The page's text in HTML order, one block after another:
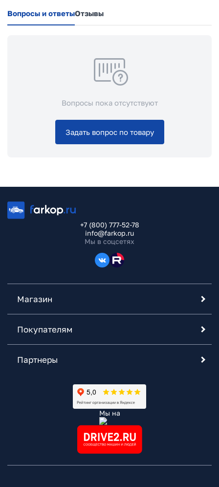
Вопросы и ответыОтзывы
Вопросы пока отсутствуют
Задать вопрос по товару
+7 (800) 777-52-78
info@farkop.ru
Мы в соцсетях
Магазин
Покупателям
Партнеры
Мы на